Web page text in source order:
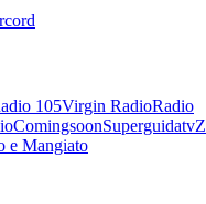
105Virgin RadioRadio
ComingsoonSuperguidatv
e Mangiato